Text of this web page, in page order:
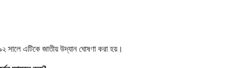
এটিকে জাতীয় উদ্যান ঘোষণা করা হয়।